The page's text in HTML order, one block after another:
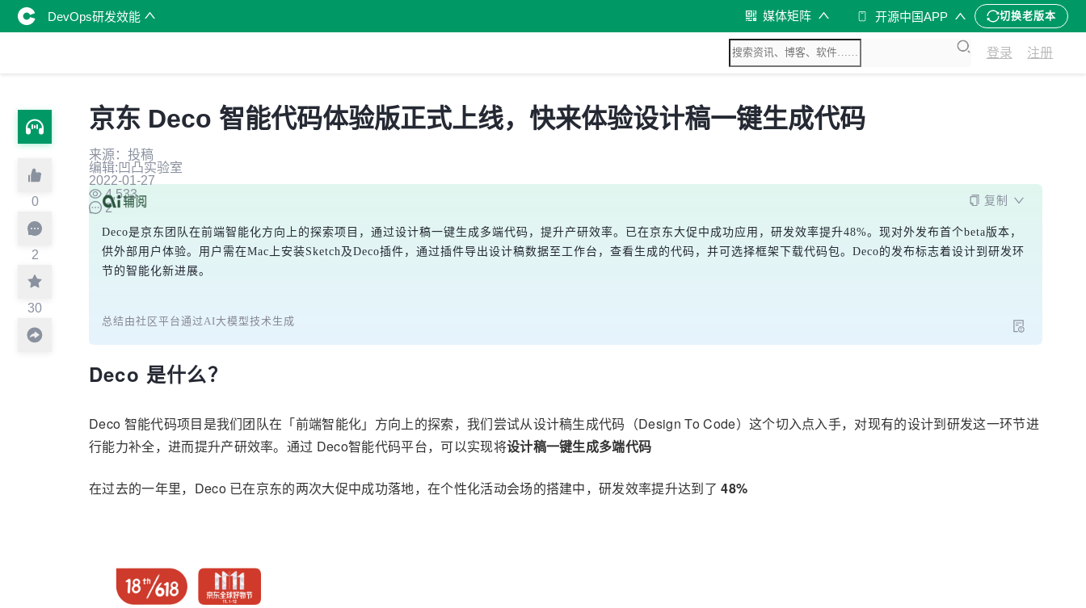
DevOps研发效能 媒体矩阵 开源中国APP 切换老版本
登录 注册
0
2
30
京东 Deco 智能代码体验版正式上线，快来体验设计稿一键生成代码
来源：投稿
编辑:凹凸实验室
2022-01-27
4,533
2
复制
Deco是京东团队在前端智能化方向上的探索项目，通过设计稿一键生成多端代码，提升产研效率。已在京东大促中成功应用，研发效率提升48%。现对外发布首个beta版本，
供外部用户体验。用户需在Mac上安装Sketch及Deco插件，通过插件导出设计稿数据至工作台，查看生成的代码，并可选择框架下载代码包。Deco的发布标志着设计到研发环
节的智能化新进展。
总结由社区平台通过AI大模型技术生成
Deco 是什么？
Deco 智能代码项目是我们团队在「前端智能化」方向上的探索，我们尝试从设计稿生成代码（Design To Code）这个切入点入手，对现有的设计到研发这一环节进
行能力补全，进而提升产研效率。通过 Deco智能代码平台，可以实现将设计稿一键生成多端代码
在过去的一年里，Deco 已在京东的两次大促中成功落地，在个性化活动会场的搭建中，研发效率提升达到了 48%